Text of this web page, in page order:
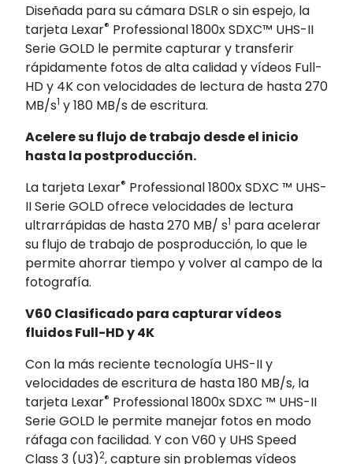
Diseñada para su cámara DSLR o sin espejo, la
tarjeta Lexar® Professional 1800x SDXC™ UHS-II
Serie GOLD le permite capturar y transferir
rápidamente fotos de alta calidad y vídeos Full-
HD y 4K con velocidades de lectura de hasta 270
MB/s1 y 180 MB/s de escritura.
Acelere su flujo de trabajo desde el inicio
hasta la postproducción.
La tarjeta Lexar® Professional 1800x SDXC ™ UHS-
II Serie GOLD ofrece velocidades de lectura
ultrarrápidas de hasta 270 MB/ s1 para acelerar
su flujo de trabajo de posproducción, lo que le
permite ahorrar tiempo y volver al campo de la
fotografía.
V60 Clasificado para capturar vídeos
fluidos Full-HD y 4K
Con la más reciente tecnología UHS-II y
velocidades de escritura de hasta 180 MB/s, la
tarjeta Lexar® Professional 1800x SDXC ™ UHS-II
Serie GOLD le permite manejar fotos en modo
ráfaga con facilidad. Y con V60 y UHS Speed
Class 3 (U3)2, capture sin problemas vídeos